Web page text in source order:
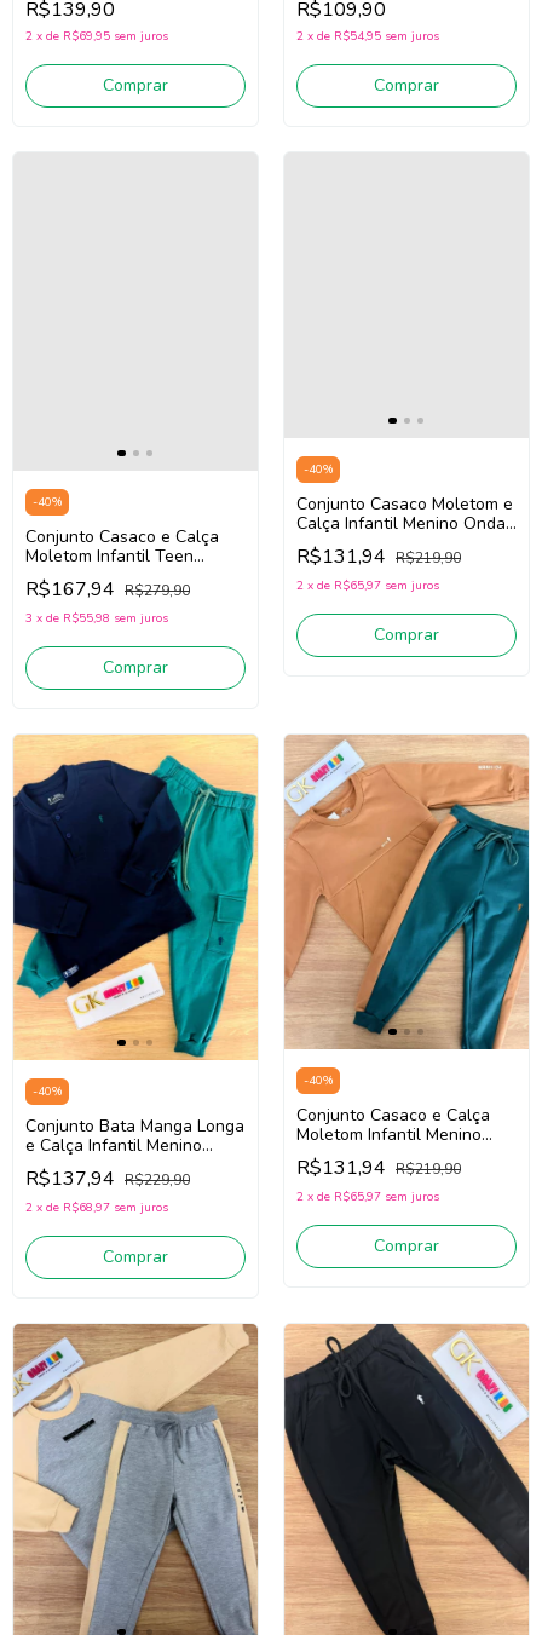
(Azul/Laranja)
R$139,90
2 x de R$69,95 sem juros
Comprar
R$109,90
2 x de R$54,95 sem juros
Comprar
-40%
Conjunto Casaco e Calça
Moletom Infantil Teen
Menino Onda Marinha
1261133 (Marinho)
R$167,94 R$279,90
3 x de R$55,98 sem juros
Comprar
-40%
Conjunto Casaco Moletom e
Calça Infantil Menino Onda
Verde 1261066 (Verde)
R$131,94 R$219,90
2 x de R$65,97 sem juros
Comprar
-40%
Conjunto Bata Manga Longa
e Calça Infantil Menino
Onda Marinha 1261057
(Marinho/Verde)
R$137,94 R$229,90
2 x de R$68,97 sem juros
Comprar
-40%
Conjunto Casaco e Calça
Moletom Infantil Menino
Onda Marinha 1261065
(Bege/Verde)
R$131,94 R$219,90
2 x de R$65,97 sem juros
Comprar